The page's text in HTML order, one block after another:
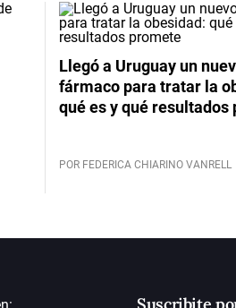
Llegó a Uruguay un
fármaco para tratar la
qué es y qué resultados
POR FEDERICA CHIARINO VANRELL
Suscribite